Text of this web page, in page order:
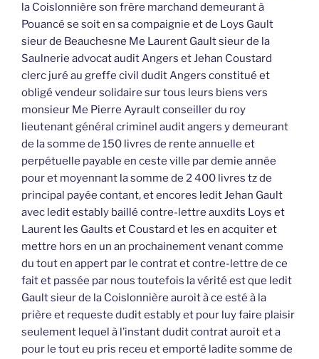
la Coislonnière son frère marchand demeurant à
Pouancé se soit en sa compaignie et de Loys Gault
sieur de Beauchesne Me Laurent Gault sieur de la
Saulnerie advocat audit Angers et Jehan Coustard
clerc juré au greffe civil dudit Angers constitué et
obligé vendeur solidaire sur tous leurs biens vers
monsieur Me Pierre Ayrault conseiller du roy
lieutenant général criminel audit angers y demeurant
de la somme de 150 livres de rente annuelle et
perpétuelle payable en ceste ville par demie année
pour et moyennant la somme de 2 400 livres tz de
principal payée contant, et encores ledit Jehan Gault
avec ledit estably baillé contre-lettre auxdits Loys et
Laurent les Gaults et Coustard et les en acquiter et
mettre hors en un an prochainement venant comme
du tout en appert par le contrat et contre-lettre de ce
fait et passée par nous toutefois la vérité est que ledit
Gault sieur de la Coislonnière auroit à ce esté à la
prière et requeste dudit estably et pour luy faire plaisir
seulement lequel à l’instant dudit contrat auroit et a
pour le tout eu pris receu et emporté ladite somme de